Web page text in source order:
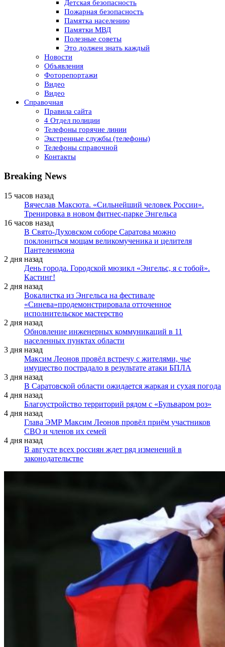
Детская безопасность
Пожарная безопасность
Памятка населению
Памятки МВД
Полезные советы
Это должен знать каждый
Новости
Объявления
Фоторепортажи
Видео
Видео
Справочная
Правила сайта
4 Отдел полиции
Телефоны горячие линии
Экстренные службы (телефоны)
Телефоны справочной
Контакты
Breaking News
15 часов назад
Вячеслав Максюта. «Сильнейший человек России».
Тренировка в новом фитнес-парке Энгельса
16 часов назад
В Свято-Духовском соборе Саратова можно
поклониться мощам великомученика и целителя
Пантелеимона
2 дня назад
День города. Городской мюзикл «Энгельс, я с тобой».
Кастинг!
2 дня назад
Вокалистка из Энгельса на фестивале
«Синева»продемонстрировала отточенное
исполнительское мастерство
2 дня назад
Обновление инженерных коммуникаций в 11
населенных пунктах области
3 дня назад
Максим Леонов провёл встречу с жителями, чье
имущество пострадало в результате атаки БПЛА
3 дня назад
В Саратовской области ожидается жаркая и сухая погода
4 дня назад
Благоустройство территорий рядом с «Бульваром роз»
4 дня назад
Глава ЭМР Максим Леонов провёл приём участников
СВО и членов их семей
4 дня назад
В августе всех россиян ждет ряд изменений в
законодательстве